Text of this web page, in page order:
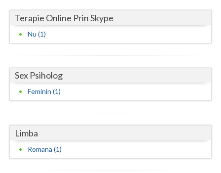
Iasi
Ilfov
Mehedinti
Mures
Olt
Prahova
Terapie Online Prin Skype
Nu (1)
Sex Psiholog
Feminin (1)
Limba
Romana (1)